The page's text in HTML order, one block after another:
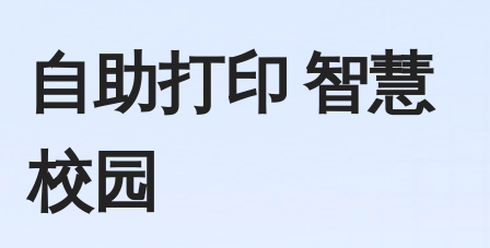
自助打印 智慧
校园